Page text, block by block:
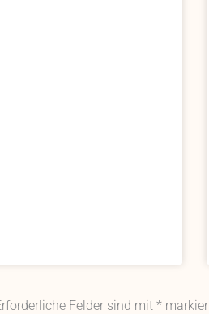
Felder sind mit *